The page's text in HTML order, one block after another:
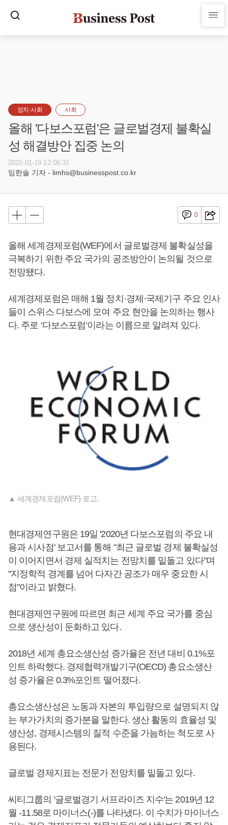
정치·사회 사회
올해 '다보스포럼'은 글로벌경제 불확실
성 해결방안 집중 논의
2020-01-19 12:06:31
임한솔 기자 - limhs@businesspost.co.kr
0
올해 세계경제포럼(WEF)에서 글로벌경제 불확실성을
극복하기 위한 주요 국가의 공조방안이 논의될 것으로
전망됐다.
세계경제포럼은 매해 1월 정치·경제·국제기구 주요 인사
들이 스위스 다보스에 모여 주요 현안을 논의하는 행사
다. 주로 ‘다보스포럼’이라는 이름으로 알려져 있다.
▲ 세계경제포럼(WEF) 로고.
현대경제연구원은 19일 '2020년 다보스포럼의 주요 내
용과 시사점' 보고서를 통해 "최근 글로벌 경제 불확실성
이 이어지면서 경제 실적치는 전망치를 밑돌고 있다"며
"지정학적 경계를 넘어 다자간 공조가 매우 중요한 시
점"이라고 밝혔다.
현대경제연구원에 따르면 최근 세계 주요 국가를 중심
으로 생산성이 둔화하고 있다.
2018년 세계 총요소생산성 증가율은 전년 대비 0.1%포
인트 하락했다. 경제협력개발기구(OECD) 총요소생산
성 증가율은 0.3%포인트 떨어졌다.
총요소생산성은 노동과 자본의 투입량으로 설명되지 않
는 부가가치의 증가분을 말한다. 생산 활동의 효율성 및
생산성, 경제시스템의 질적 수준을 가늠하는 척도로 사
용된다.
글로벌 경제지표는 전문가 전망치를 밑돌고 있다.
씨티그룹의 '글로벌경기 서프라이즈 지수'는 2019년 12
월 -11.58로 마이너스(-)를 나타냈다. 이 수치가 마이너스